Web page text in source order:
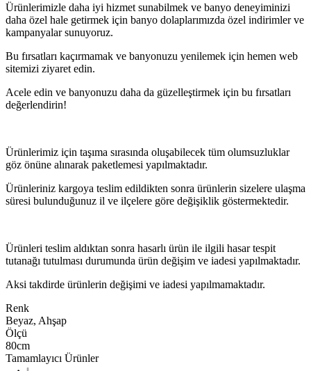
Ürünlerimizle daha iyi hizmet sunabilmek ve banyo deneyiminizi
daha özel hale getirmek için banyo dolaplarımızda özel indirimler ve
kampanyalar sunuyoruz.
Bu fırsatları kaçırmamak ve banyonuzu yenilemek için hemen web
sitemizi ziyaret edin.
Acele edin ve banyonuzu daha da güzelleştirmek için bu fırsatları
değerlendirin!
Ürünlerimiz için taşıma sırasında oluşabilecek tüm olumsuzluklar
göz önüne alınarak paketlemesi yapılmaktadır.
Ürünleriniz kargoya teslim edildikten sonra ürünlerin sizelere ulaşma
süresi bulunduğunuz il ve ilçelere göre değişiklik göstermektedir.
Ürünleri teslim aldıktan sonra hasarlı ürün ile ilgili hasar tespit
tutanağı tutulması durumunda ürün değişim ve iadesi yapılmaktadır.
Aksi takdirde ürünlerin değişimi ve iadesi yapılmamaktadır.
Renk
Beyaz, Ahşap
Ölçü
80cm
Tamamlayıcı Ürünler